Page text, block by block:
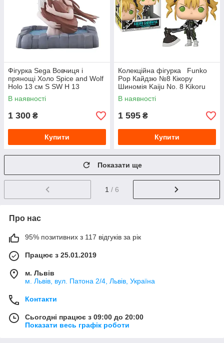
Фігурка Sega Вовчиця і
прянощі Холо Spice and Wolf
Holo 13 см S SW H 13
В наявності
1 300 ₴
Купити
Колекційна фігурка Funko
Pop Кайдзю №8 Кікору
Шиномія Kaiju No. 8 Kikoru
Shinomiya 10 см FP KN8 KS
2082
В наявності
1 595 ₴
Купити
Показати ще
1 / 6
Про нас
95% позитивних з 117 відгуків за рік
Працює з 25.01.2019
м. Львів
м. Львів, вул. Патона 2/4, Львів, Україна
Контакти
Сьогодні працює з 09:00 до 20:00
Показати весь графік роботи